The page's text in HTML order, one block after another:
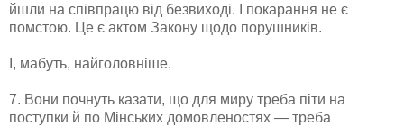
йшли на співпрацю від безвиході. І покарання не є
помстою. Це є актом Закону щодо порушників.
І, мабуть, найголовніше.
7. Вони почнуть казати, що для миру треба піти на
поступки й по Мінських домовленостях — треба